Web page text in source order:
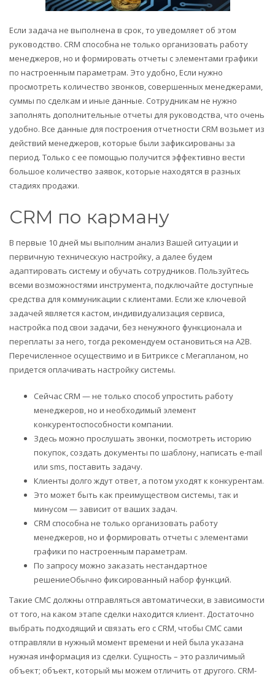
Если задача не выполнена в срок, то уведомляет об этом
руководство. CRM способна не только организовать работу
менеджеров, но и формировать отчеты с элементами графики
по настроенным параметрам. Это удобно, Если нужно
просмотреть количество звонков, совершенных менеджерами,
суммы по сделкам и иные данные. Сотрудникам не нужно
заполнять дополнительные отчеты для руководства, что очень
удобно. Все данные для построения отчетности CRM возьмет из
действий менеджеров, которые были зафиксированы за
период. Только с ее помощью получится эффективно вести
большое количество заявок, которые находятся в разных
стадиях продажи.
CRM по карману
В первые 10 дней мы выполним анализ Вашей ситуации и
первичную техническую настройку, а далее будем
адаптировать систему и обучать сотрудников. Пользуйтесь
всеми возможностями инструмента, подключайте доступные
средства для коммуникации с клиентами. Если же ключевой
задачей является кастом, индивидуализация сервиса,
настройка под свои задачи, без ненужного функционала и
переплаты за него, тогда рекомендуем остановиться на А2В.
Перечисленное осуществимо и в Битриксе с Мегапланом, но
придется оплачивать настройку системы.
Сейчас CRM — не только способ упростить работу
менеджеров, но и необходимый элемент
конкурентоспособности компании.
Здесь можно прослушать звонки, посмотреть историю
покупок, создать документы по шаблону, написать e-mail
или sms, поставить задачу.
Клиенты долго ждут ответ, а потом уходят к конкурентам.
Это может быть как преимуществом системы, так и
минусом — зависит от ваших задач.
CRM способна не только организовать работу
менеджеров, но и формировать отчеты с элементами
графики по настроенным параметрам.
По запросу можно заказать нестандартное
решениеОбычно фиксированный набор функций.
Такие СМС должны отправляться автоматически, в зависимости
от того, на каком этапе сделки находится клиент. Достаточно
выбрать подходящий и связать его с CRM, чтобы СМС сами
отправляли в нужный момент времени и ней была указана
нужная информация из сделки. Сущность – это различимый
объект; объект, который мы можем отличить от другого. CRM-